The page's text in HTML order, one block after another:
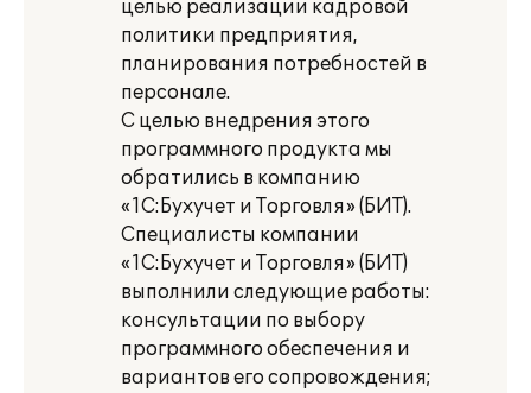
целью реализации кадровой
политики предприятия,
планирования потребностей в
персонале.
С целью внедрения этого
программного продукта мы
обратились в компанию
«1С:Бухучет и Торговля» (БИТ).
Специалисты компании
«1С:Бухучет и Торговля» (БИТ)
выполнили следующие работы:
консультации по выбору
программного обеспечения и
вариантов его сопровождения;